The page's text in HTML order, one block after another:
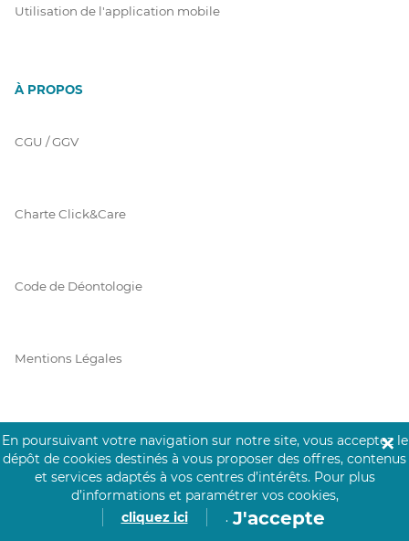
Utilisation de l'application mobile
À PROPOS
CGU / GGV
Charte Click&Care
Code de Déontologie
Mentions Légales
Protection des Données
En poursuivant votre navigation sur notre site, vous acceptez le
dépôt de cookies destinés à vous proposer des offres, contenus
et services adaptés à vos centres d’intérêts. Pour plus
d’informations et paramétrer vos cookies,
cliquez ici
. J'accepte
✕